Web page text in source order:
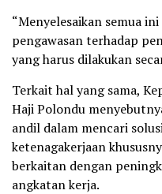
“Menyelesaikan semua
pengawasan terhadap
yang harus dilakukan
Terkait hal yang sama,
Haji Polondu
andil dalam mencari
ketenagakerjaan
berkaitan dengan
angkatan kerja.